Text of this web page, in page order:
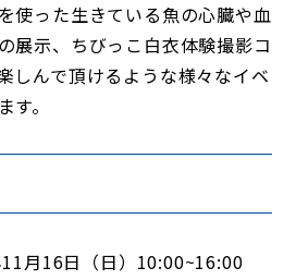
使った生きている魚の心臓や血
展示、ちびっこ白衣体験撮影コ
しんで頂けるような様々なイベ
。
月16日（日）10:00~16:00